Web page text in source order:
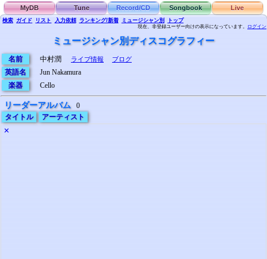
MyDB Tune Record/CD Songbook Live
検索 ガイド リスト 入力依頼 ランキング/新着 ミュージシャン別 トップ
現在、非登録ユーザー向けの表示になっています。 ログイン
ミュージシャン別ディスコグラフィー
名前 中村潤 ライブ情報 ブログ
英語名
Jun Nakamura
楽器
Cello
リーダーアルバム
0
タイトル
アーティスト
✕